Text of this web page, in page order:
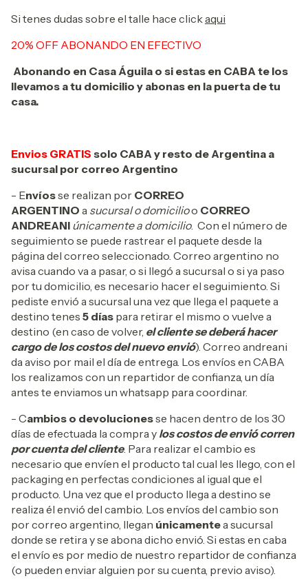
Si tenes dudas sobre el talle hace clickaqui
20% OFF ABONANDO EN EFECTIVO
Abonando en Casa Águila o si estas en CABA te los
llevamos a tu domicilio y abonas en la puerta de tu
casa.
Envios GRATIS solo CABA y resto de Argentina a
sucursal por correo Argentino
- Envíosse realizan por CORREO
ARGENTINO a sucursal o domicilioo CORREO
ANDREANI únicamente a domicilio. Con el número de
seguimiento se puede rastrear el paquete desde la
página del correo seleccionado. Correo argentino no
avisa cuando va a pasar, o si llegó a sucursal o si ya paso
por tu domicilio, es necesario hacer el seguimiento. Si
pediste envió a sucursal una vez que llega el paquete a
destino tenes 5 días para retirar el mismo o vuelve a
destino (en caso de volver, el cliente se deberá hacer
cargo de los costos del nuevo envió). Correo andreani
da aviso por mail el día de entrega. Los envíos en CABA
los realizamos con un repartidor de confianza, un día
antes te enviamos un whatsapp para coordinar.
- Cambios o devolucionesse hacen dentro de los 30
días de efectuada la compra y los costos de envió corren
por cuenta del cliente. Para realizar el cambio es
necesario que envíen el producto tal cual les llego, con el
packaging en perfectas condiciones al igual que el
producto. Una vez que el producto llega a destino se
realiza él envió del cambio. Los envíos del cambio son
por correo argentino, llegan únicamentea sucursal
donde se retira y se abona dicho envió. Si estas en caba
el envío es por medio de nuestro repartidor de confianza
(o pueden enviar alguien por su cuenta, previo aviso).